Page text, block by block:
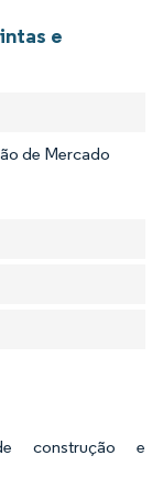
e
de Mercado
construção e